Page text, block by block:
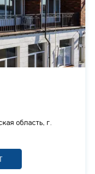
область, г.
1/1